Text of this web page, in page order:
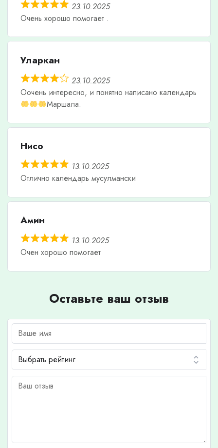
23.10.2025
Очень хорошо помогает .
Уларкан
23.10.2025
Оочень интересно, и понятно написано календарь
Маршала.
Нисо
13.10.2025
Отлично календарь мусулмански
Амин
13.10.2025
Очен хорошо помогает
Оставьте ваш отзыв